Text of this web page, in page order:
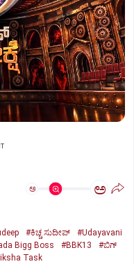
ಅ ಅ
#ಕಿಚ್ಚ ಸುದೀಪ್‌
#Udayavani
Bigg Boss #BBK13
#ಬಿಗ್‌
Task